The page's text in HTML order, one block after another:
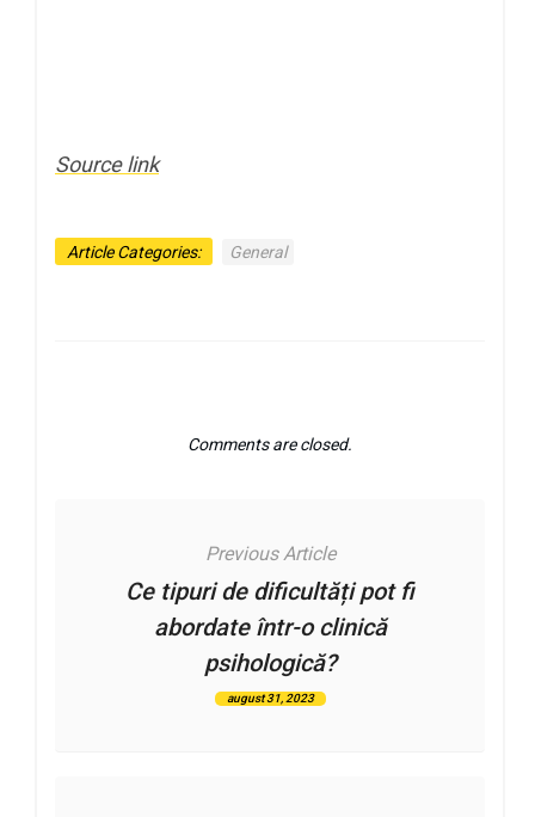
Source link
Article Categories: General
Comments are closed.
Previous Article
Ce tipuri de dificultăți pot fi
abordate într-o clinică
psihologică?
august 31, 2023